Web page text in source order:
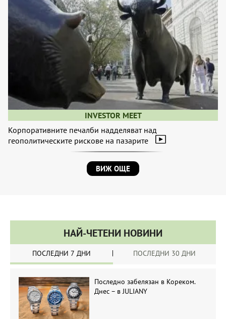
INVESTOR MEET
Корпоративните печалби надделяват над
геополитическите рискове на пазарите
ВИЖ ОЩЕ
НАЙ-ЧЕТЕНИ НОВИНИ
ПОСЛЕДНИ 7 ДНИ ПОСЛЕДНИ 30 ДНИ
Последно забелязан в Кореком.
Днес – в JULIANY